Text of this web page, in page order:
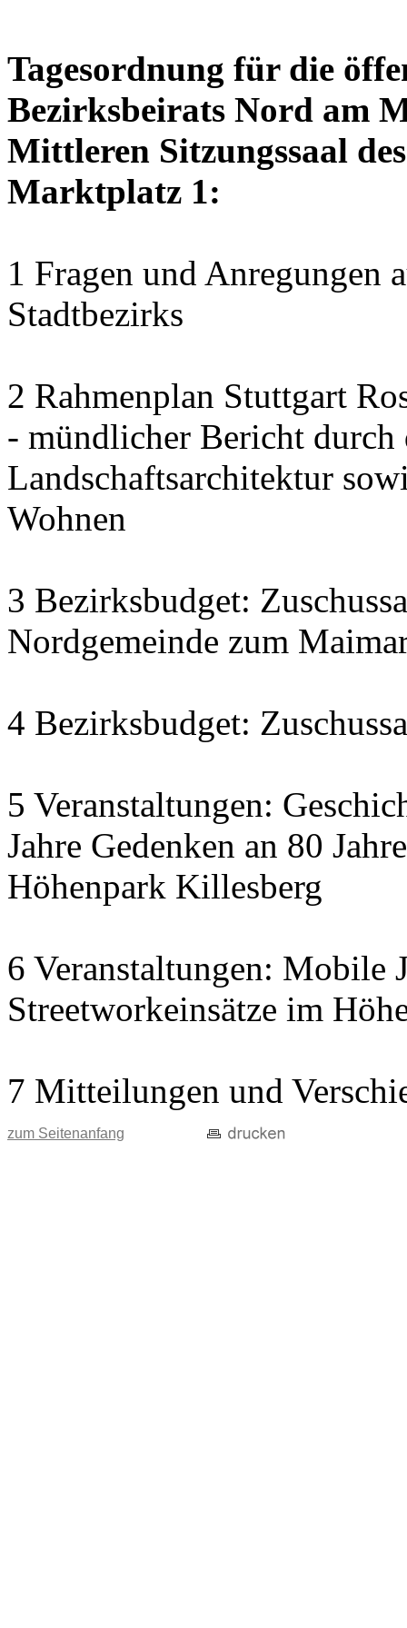
Tagesordnung für die
Bezirksbeirats Nord am
Mittleren Sitzungssaal
Marktplatz 1:
1 Fragen und Anregungen
Stadtbezirks
2 Rahmenplan Stuttgart
- mündlicher Bericht durch
Landschaftsarchitektur
Wohnen
3 Bezirksbudget:
Nordgemeinde zum
4 Bezirksbudget:
5 Veranstaltungen:
Jahre Gedenken an 80
Höhenpark Killesberg
6 Veranstaltungen: Mobile
Streetworkeinsätze im
7 Mitteilungen und
zum Seitenanfang